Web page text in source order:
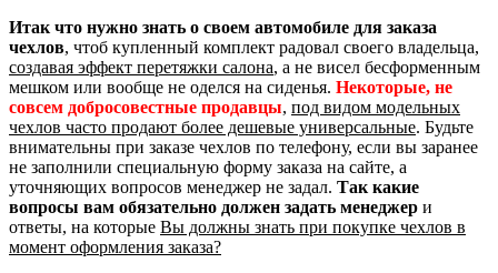
Итак что нужно знать о своем автомобиле для заказа
чехлов, чтоб купленный комплект радовал своего владельца,
создавая эффект перетяжки салона, а не висел бесформенным
мешком или вообще не оделся на сиденья. Некоторые, не
совсем добросовестные продавцы, под видом модельных
чехлов часто продают более дешевые универсальные. Будьте
внимательны при заказе чехлов по телефону, если вы заранее
не заполнили специальную форму заказа на сайте, а
уточняющих вопросов менеджер не задал. Так какие
вопросы вам обязательно должен задать менеджер и
ответы, на которые Вы должны знать при покупке чехлов в
момент оформления заказа?